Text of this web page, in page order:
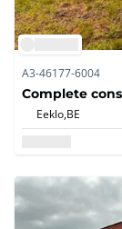
A3-46177-6004
Complete
Eeklo,BE